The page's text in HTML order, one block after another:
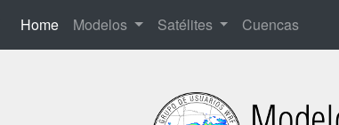
Home(current)
Modelos Satélites Cuencas